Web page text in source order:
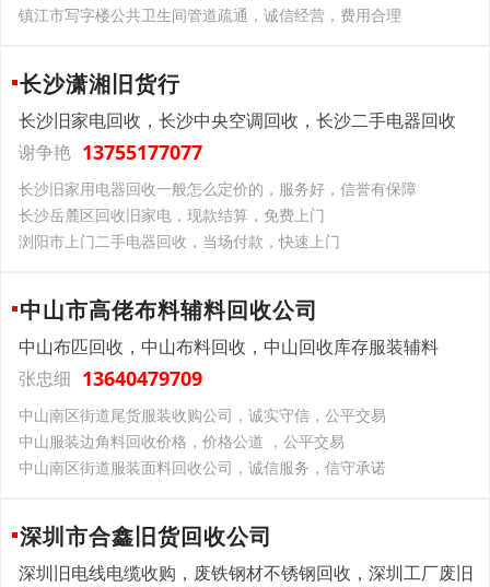
镇江市写字楼公共卫生间管道疏通，诚信经营，费用合理
长沙潇湘旧货行
长沙旧家电回收，长沙中央空调回收，长沙二手电器回收
谢争艳 13755177077
长沙旧家用电器回收一般怎么定价的，服务好，信誉有保障
长沙岳麓区回收旧家电，现款结算，免费上门
浏阳市上门二手电器回收，当场付款，快速上门
中山市高佬布料辅料回收公司
中山布匹回收，中山布料回收，中山回收库存服装辅料
张忠细 13640479709
中山南区街道尾货服装收购公司，诚实守信，公平交易
中山服装边角料回收价格，价格公道 ，公平交易
中山南区街道服装面料回收公司，诚信服务，信守承诺
深圳市合鑫旧货回收公司
深圳旧电线电缆收购，废铁钢材不锈钢回收，深圳工厂废旧